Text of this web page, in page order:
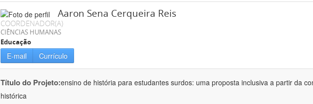
Aaron Sena Cerqueira Reis
COORDENADOR(A)
CIÊNCIAS HUMANAS
Educação
E-mail Currículo
Título do Projeto:ensino de história para estudantes surdos: uma proposta inclusiva a partir da
histórica